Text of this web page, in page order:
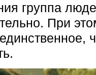
группа
При